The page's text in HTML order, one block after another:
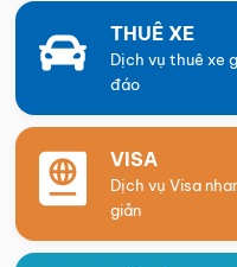
THUÊ XE
Dịch vụ thuê xe
đáo
VISA
Dịch vụ Visa
giản